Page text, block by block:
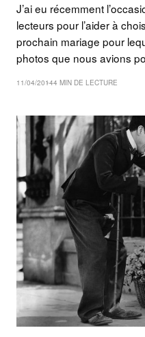
J’ai eu récemment
lecteurs pour l’aider à
prochain mariage pour
photos que nous avions
11/04/20144 MIN DE LECTURE